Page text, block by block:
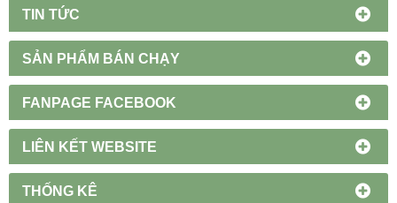
TIN TỨC
SẢN PHẨM BÁN CHẠY
FANPAGE FACEBOOK
LIÊN KẾT WEBSITE
THỐNG KÊ